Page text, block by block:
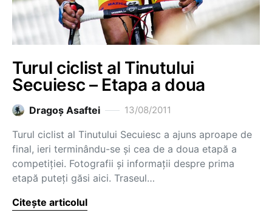
Turul ciclist al Tinutului
Secuiesc – Etapa a doua
Dragoş Asaftei 13/08/2011
Turul ciclist al Tinutului Secuiesc a ajuns aproape de
final, ieri terminându-se și cea de a doua etapă a
competiției. Fotografii și informații despre prima
etapă puteți găsi aici. Traseul…
Citește articolul